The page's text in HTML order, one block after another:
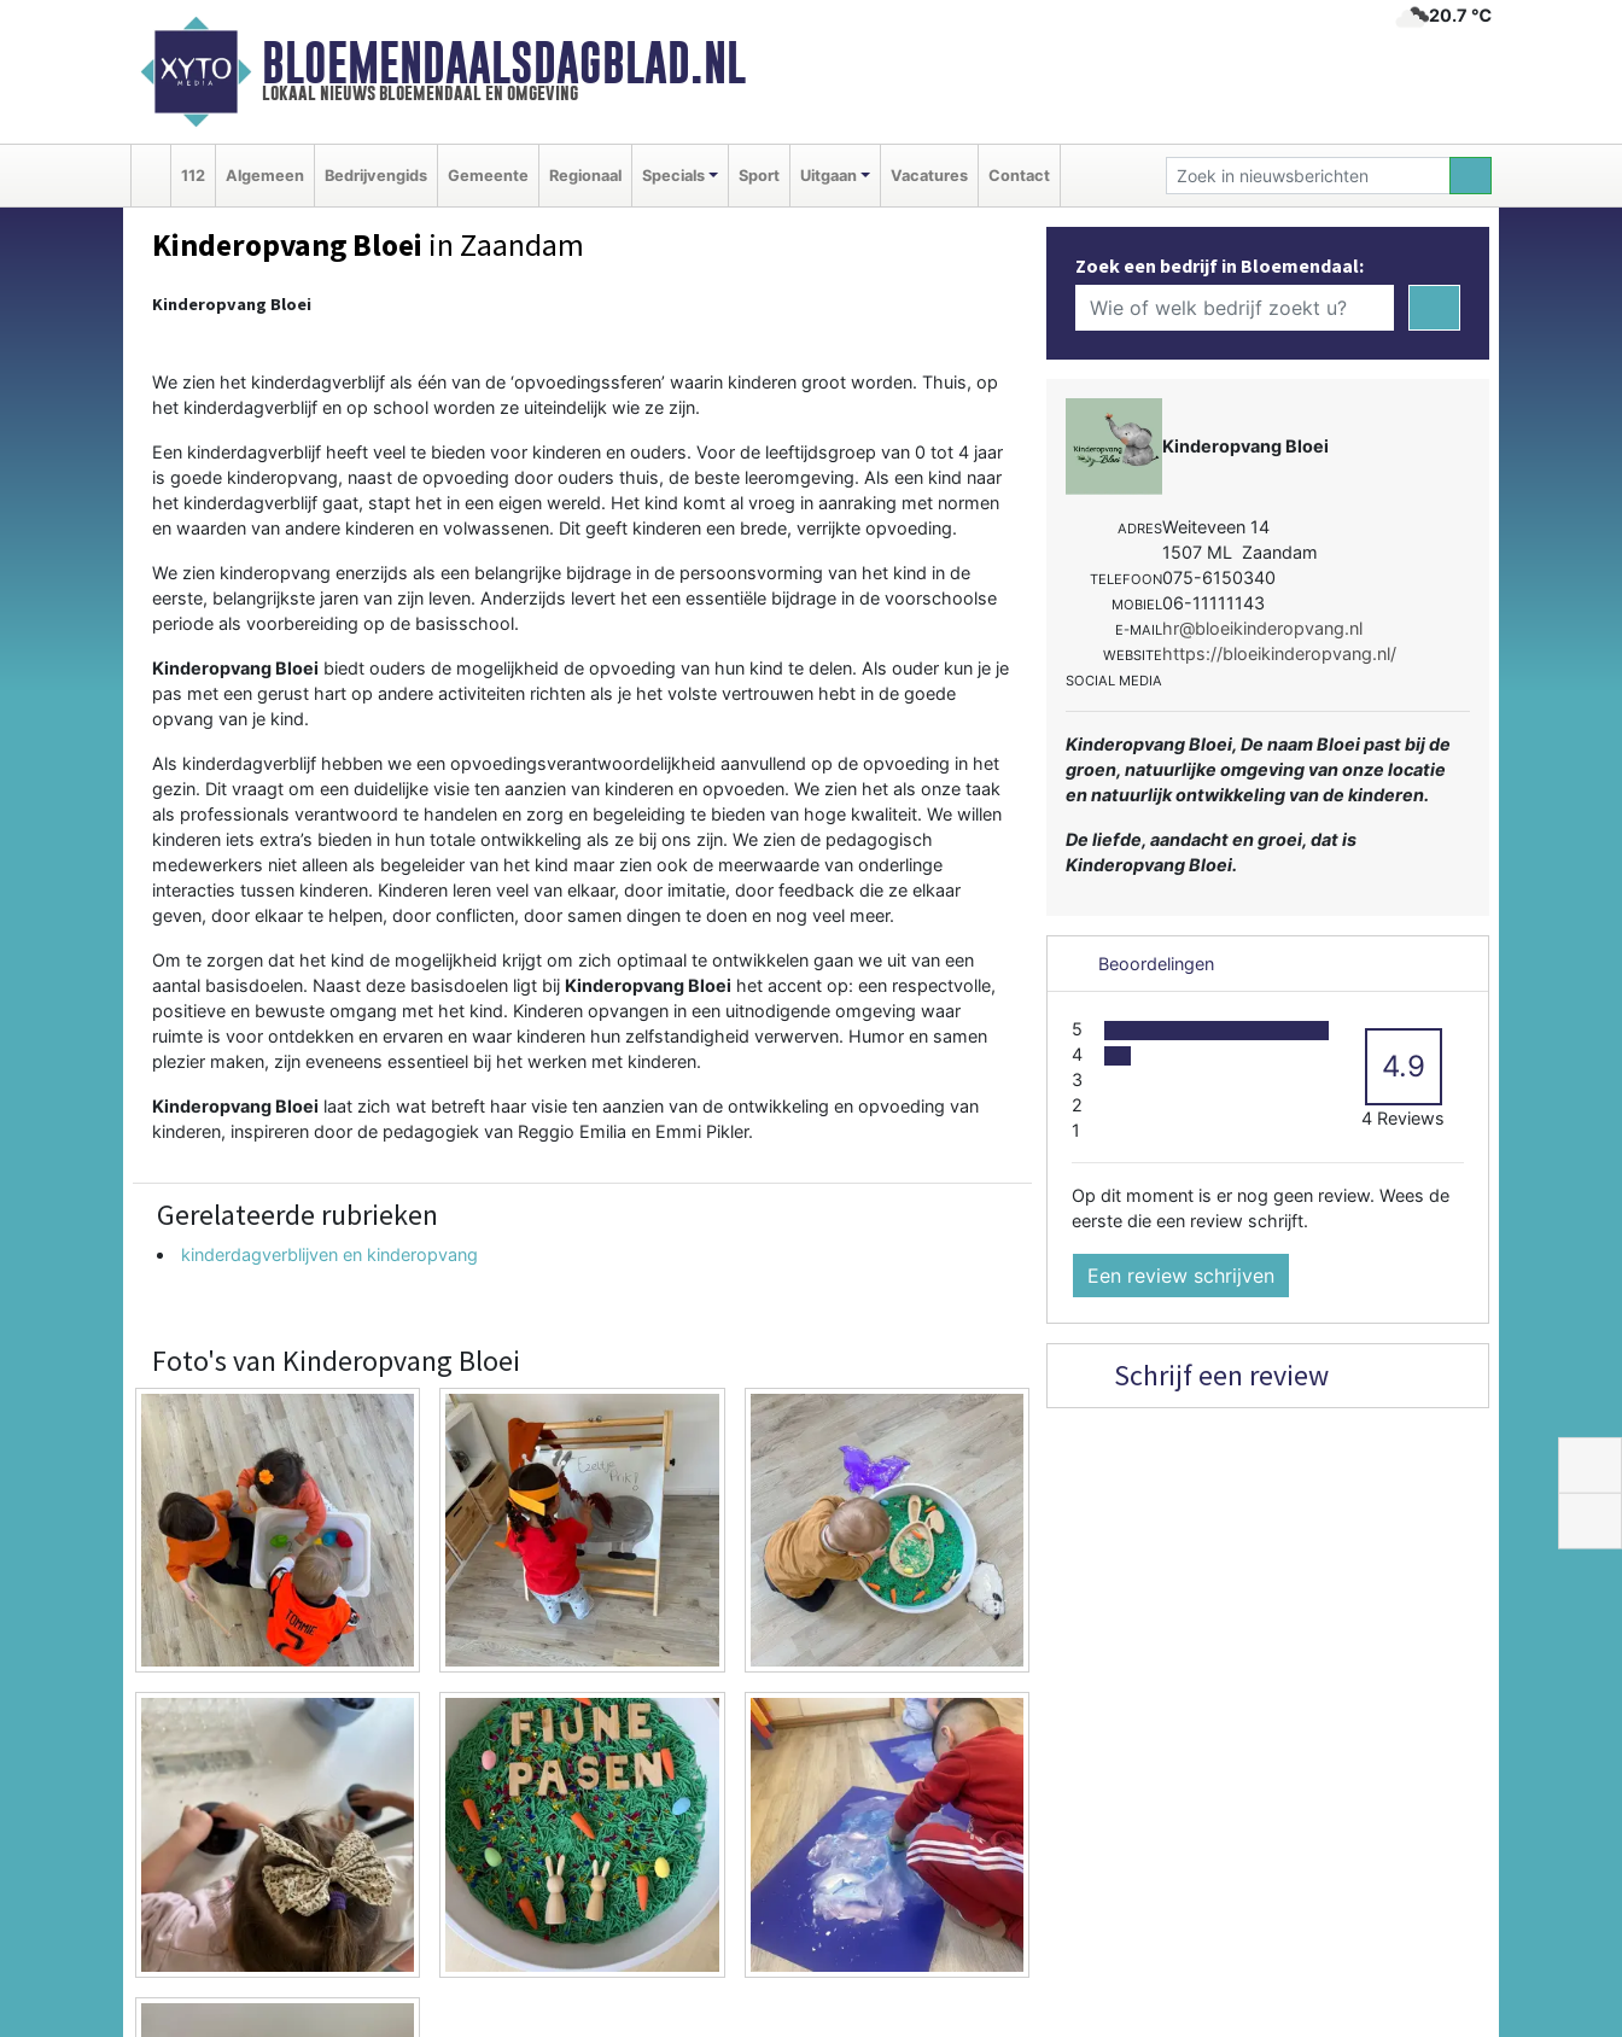
BLOEMENDAALSDAGBLAD.NL
lokaal nieuws bloemendaal en omgeving
20.7 ℃
112 Algemeen Bedrijvengids Gemeente Regionaal Specials Sport Uitgaan Vacatures Contact
Kinderopvang Bloei in Zaandam
Kinderopvang Bloei
We zien het kinderdagverblijf als één van de ‘opvoedingssferen’ waarin kinderen groot worden. Thuis, op
het kinderdagverblijf en op school worden ze uiteindelijk wie ze zijn.
Een kinderdagverblijf heeft veel te bieden voor kinderen en ouders. Voor de leeftijdsgroep van 0 tot 4 jaar
is goede kinderopvang, naast de opvoeding door ouders thuis, de beste leeromgeving. Als een kind naar
het kinderdagverblijf gaat, stapt het in een eigen wereld. Het kind komt al vroeg in aanraking met normen
en waarden van andere kinderen en volwassenen. Dit geeft kinderen een brede, verrijkte opvoeding.
We zien kinderopvang enerzijds als een belangrijke bijdrage in de persoonsvorming van het kind in de
eerste, belangrijkste jaren van zijn leven. Anderzijds levert het een essentiële bijdrage in de voorschoolse
periode als voorbereiding op de basisschool.
Kinderopvang Bloei biedt ouders de mogelijkheid de opvoeding van hun kind te delen. Als ouder kun je je
pas met een gerust hart op andere activiteiten richten als je het volste vertrouwen hebt in de goede
opvang van je kind.
Als kinderdagverblijf hebben we een opvoedingsverantwoordelijkheid aanvullend op de opvoeding in het
gezin. Dit vraagt om een duidelijke visie ten aanzien van kinderen en opvoeden. We zien het als onze taak
als professionals verantwoord te handelen en zorg en begeleiding te bieden van hoge kwaliteit. We willen
kinderen iets extra’s bieden in hun totale ontwikkeling als ze bij ons zijn. We zien de pedagogisch
medewerkers niet alleen als begeleider van het kind maar zien ook de meerwaarde van onderlinge
interacties tussen kinderen. Kinderen leren veel van elkaar, door imitatie, door feedback die ze elkaar
geven, door elkaar te helpen, door conflicten, door samen dingen te doen en nog veel meer.
Om te zorgen dat het kind de mogelijkheid krijgt om zich optimaal te ontwikkelen gaan we uit van een
aantal basisdoelen. Naast deze basisdoelen ligt bij Kinderopvang Bloei het accent op: een respectvolle,
positieve en bewuste omgang met het kind. Kinderen opvangen in een uitnodigende omgeving waar
ruimte is voor ontdekken en ervaren en waar kinderen hun zelfstandigheid verwerven. Humor en samen
plezier maken, zijn eveneens essentieel bij het werken met kinderen.
Kinderopvang Bloei laat zich wat betreft haar visie ten aanzien van de ontwikkeling en opvoeding van
kinderen, inspireren door de pedagogiek van Reggio Emilia en Emmi Pikler.
Gerelateerde rubrieken
kinderdagverblijven en kinderopvang
Foto's van Kinderopvang Bloei
Zoek een bedrijf in Bloemendaal:
Kinderopvang Bloei
ADRESWeiteveen 14
1507 ML Zaandam
TELEFOON075-6150340
MOBIEL06-11111143
E-MAILhr@bloeikinderopvang.nl
WEBSITEhttps://bloeikinderopvang.nl/
SOCIAL MEDIA
Kinderopvang Bloei, De naam Bloei past bij de
groen, natuurlijke omgeving van onze locatie
en natuurlijk ontwikkeling van de kinderen.
De liefde, aandacht en groei, dat is
Kinderopvang Bloei.
Beoordelingen
5
4
3
2
1
4.9
4 Reviews
Op dit moment is er nog geen review. Wees de
eerste die een review schrijft.
Een review schrijven
Schrijf een review